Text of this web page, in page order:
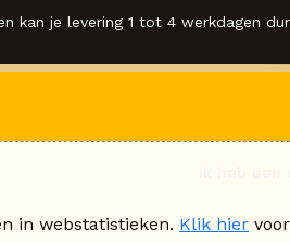
kan je levering 1 tot 4 werkdagen
in webstatistieken. Klik hier